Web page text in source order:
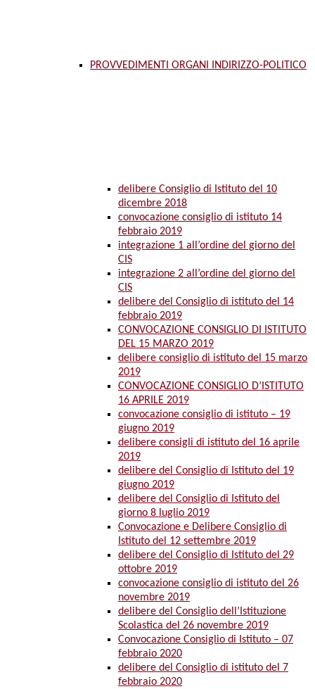
PROVVEDIMENTI ORGANI INDIRIZZO-POLITICO
delibere Consiglio di Istituto del 10
dicembre 2018
convocazione consiglio di istituto 14
febbraio 2019
integrazione 1 all’ordine del giorno del
CIS
integrazione 2 all’ordine del giorno del
CIS
delibere del Consiglio di istituto del 14
febbraio 2019
CONVOCAZIONE CONSIGLIO DI ISTITUTO
DEL 15 MARZO 2019
delibere consiglio di istituto del 15 marzo
2019
CONVOCAZIONE CONSIGLIO D’ISTITUTO
16 APRILE 2019
convocazione consiglio di istituto – 19
giugno 2019
delibere consigli di istituto del 16 aprile
2019
delibere del Consiglio di Istituto del 19
giugno 2019
delibere del Consiglio di Istituto del
giorno 8 luglio 2019
Convocazione e Delibere Consiglio di
Istituto del 12 settembre 2019
delibere del Consiglio di Istituto del 29
ottobre 2019
convocazione consiglio di istituto del 26
novembre 2019
delibere del Consiglio dell’Istituzione
Scolastica del 26 novembre 2019
Convocazione Consiglio di Istituto – 07
febbraio 2020
delibere del Consiglio di istituto del 7
febbraio 2020